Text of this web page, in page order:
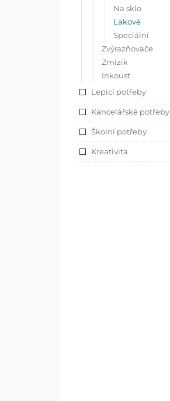
Na sklo
Lakové
Speciální
Zvýrazňovače
Zmizík
Inkoust
Lepicí potřeby
Kancelářské potřeby
Školní potřeby
Kreativita